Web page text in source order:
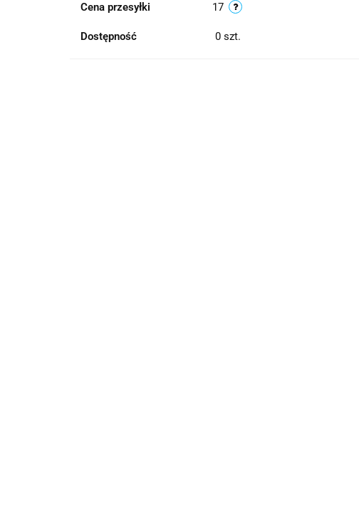
Cena przesyłki 17
Dostępność 0 szt.